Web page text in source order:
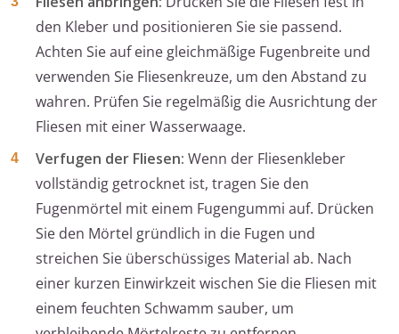
den Kleber und positionieren Sie sie passend.
Achten Sie auf eine gleichmäßige Fugenbreite und
verwenden Sie Fliesenkreuze, um den Abstand zu
wahren. Prüfen Sie regelmäßig die Ausrichtung der
Fliesen mit einer Wasserwaage.
Verfugen der Fliesen: Wenn der Fliesenkleber
vollständig getrocknet ist, tragen Sie den
Fugenmörtel mit einem Fugengummi auf. Drücken
Sie den Mörtel gründlich in die Fugen und
streichen Sie überschüssiges Material ab. Nach
einer kurzen Einwirkzeit wischen Sie die Fliesen mit
einem feuchten Schwamm sauber, um